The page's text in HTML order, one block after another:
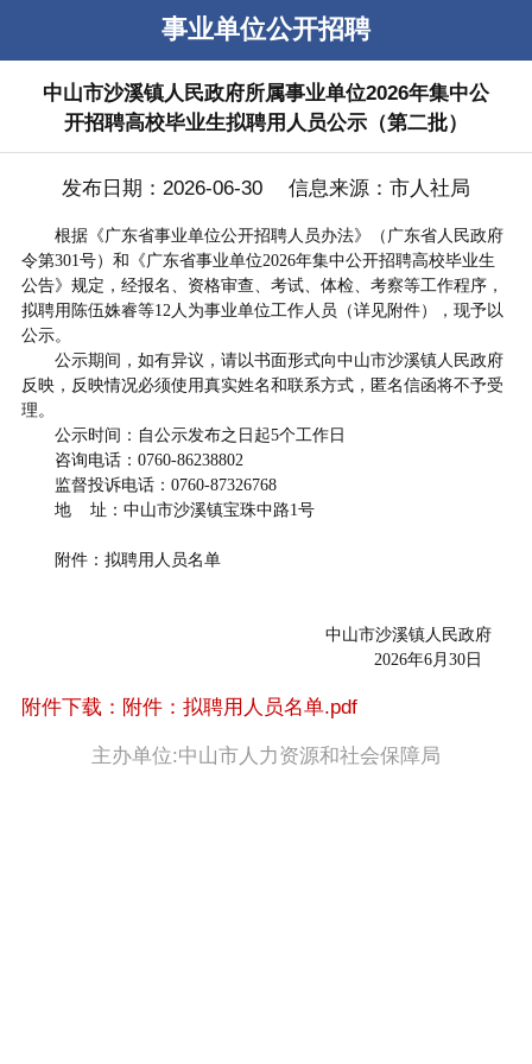
事业单位公开招聘
中山市沙溪镇人民政府所属事业单位2026年集中公
开招聘高校毕业生拟聘用人员公示（第二批）
发布日期：2026-06-30 信息来源：市人社局
根据《广东省事业单位公开招聘人员办法》（广东省人民政府
令第301号）和《广东省事业单位2026年集中公开招聘高校毕业生
公告》规定，经报名、资格审查、考试、体检、考察等工作程序，
拟聘用陈伍姝睿等12人为事业单位工作人员（详见附件），现予以
公示。
公示期间，如有异议，请以书面形式向中山市沙溪镇人民政府
反映，反映情况必须使用真实姓名和联系方式，匿名信函将不予受
理。
公示时间：自公示发布之日起5个工作日
咨询电话：0760-86238802
监督投诉电话：0760-87326768
地 址：中山市沙溪镇宝珠中路1号
附件：拟聘用人员名单
中山市沙溪镇人民政府
2026年6月30日
附件下载：附件：拟聘用人员名单.pdf
主办单位:中山市人力资源和社会保障局